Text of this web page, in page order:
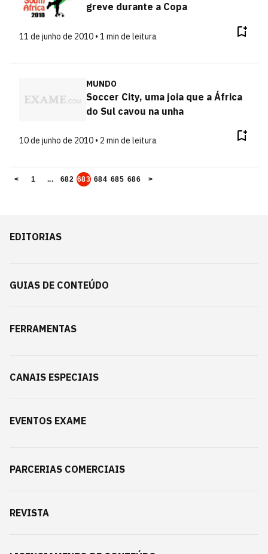
greve durante a Copa
11 de junho de 2010 • 1 min de leitura
MUNDO
Soccer City, uma joia que a África
do Sul cavou na unha
10 de junho de 2010 • 2 min de leitura
< 1 ... 682 683 684 685 686 >
EDITORIAS
GUIAS DE CONTEÚDO
FERRAMENTAS
CANAIS ESPECIAIS
EVENTOS EXAME
PARCERIAS COMERCIAIS
REVISTA